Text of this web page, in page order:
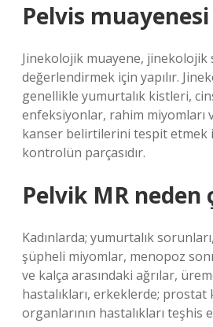
Pelvis
Jinekolojik muayene, jinekolojik
değerlendirmek için yapılır.
genellikle yumurtalık kistleri,
enfeksiyonlar, rahim miyomları
kanser belirtilerini tespit etmek
kontrolün parçasıdır.
Pelvik MR neden
Kadınlarda; yumurtalık
şüpheli miyomlar, menopoz
ve kalça arasındaki ağrılar,
hastalıkları, erkeklerde;
organlarının hastalıkları teşhis